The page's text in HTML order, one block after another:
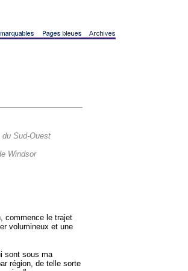
Sud-Ouest
Windsor
commence le trajet
volumineux et une
sont sous ma
région, de telle sorte